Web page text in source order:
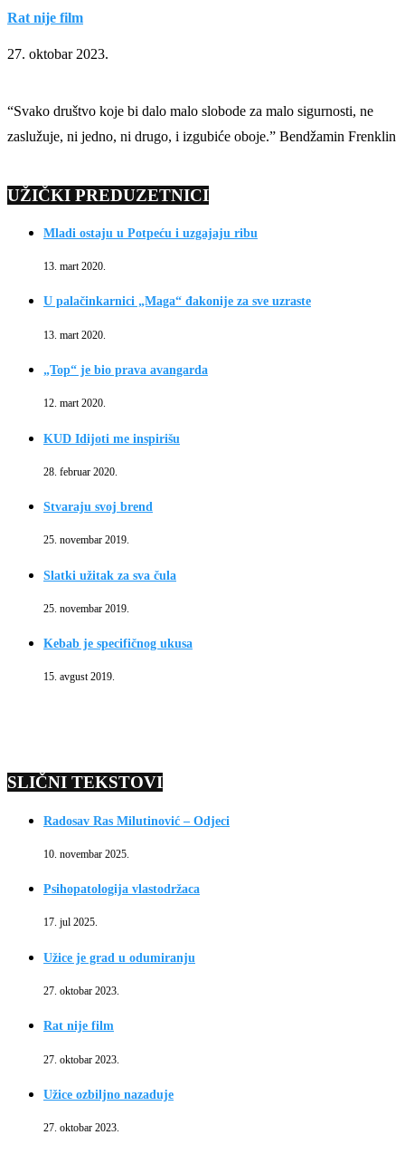
Rat nije film
27. oktobar 2023.
“Svako društvo koje bi dalo malo slobode za malo sigurnosti, ne
zaslužuje, ni jedno, ni drugo, i izgubiće oboje.” Bendžamin Frenklin
UŽIČKI PREDUZETNICI
Mladi ostaju u Potpeću i uzgajaju ribu
13. mart 2020.
U palačinkarnici „Maga“ đakonije za sve uzraste
13. mart 2020.
„Top“ je bio prava avangarda
12. mart 2020.
KUD Idijoti me inspirišu
28. februar 2020.
Stvaraju svoj brend
25. novembar 2019.
Slatki užitak za sva čula
25. novembar 2019.
Kebab je specifičnog ukusa
15. avgust 2019.
SLIČNI TEKSTOVI
Radosav Ras Milutinović – Odjeci
10. novembar 2025.
Psihopatologija vlastodržaca
17. jul 2025.
Užice je grad u odumiranju
27. oktobar 2023.
Rat nije film
27. oktobar 2023.
Užice ozbiljno nazaduje
27. oktobar 2023.